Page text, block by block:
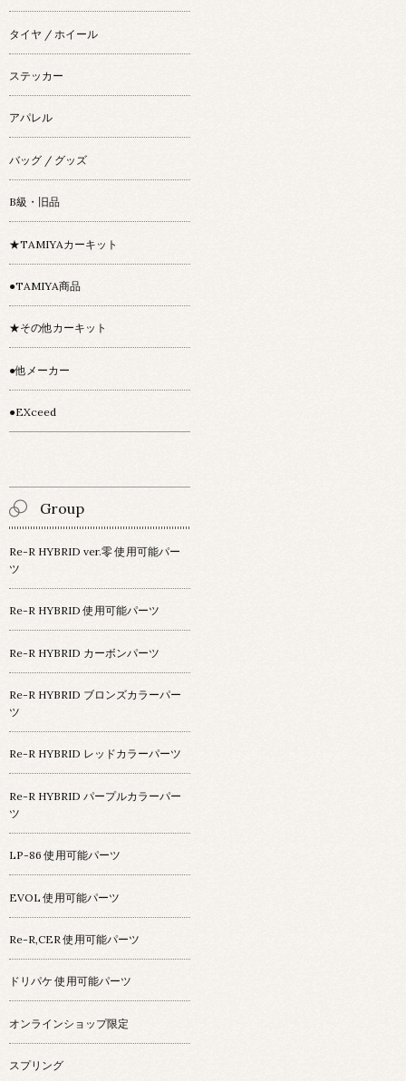
タイヤ / ホイール
ステッカー
アパレル
バッグ / グッズ
B級・旧品
★TAMIYAカーキット
●TAMIYA商品
★その他カーキット
●他メーカー
●EXceed
Group
Re-R HYBRID ver.零 使用可能パー
ツ
Re-R HYBRID 使用可能パーツ
Re-R HYBRID カーボンパーツ
Re-R HYBRID ブロンズカラーパー
ツ
Re-R HYBRID レッドカラーパーツ
Re-R HYBRID パープルカラーパー
ツ
LP-86 使用可能パーツ
EVOL 使用可能パーツ
Re-R,CER 使用可能パーツ
ドリパケ 使用可能パーツ
オンラインショップ限定
スプリング